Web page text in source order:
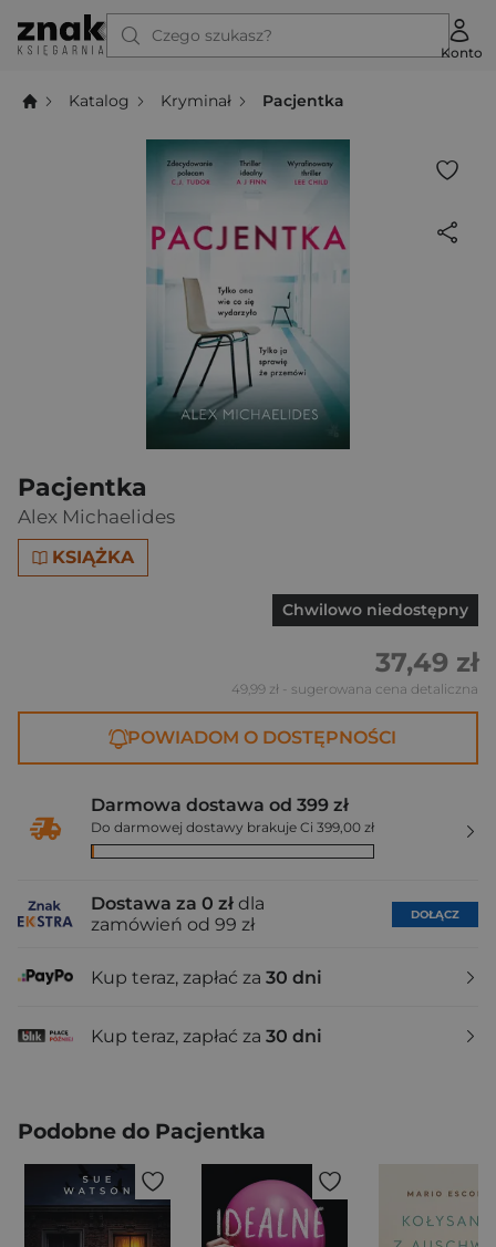
Czego szukasz?
Konto
Katalog Kryminał Pacjentka
Pacjentka
Alex Michaelides
KSIĄŻKA
Chwilowo niedostępny
37,49 zł
49,99 zł - sugerowana cena detaliczna
POWIADOM O DOSTĘPNOŚCI
Darmowa dostawa od 399 zł
Do darmowej dostawy brakuje Ci 399,00 zł
Dostawa za 0 zł dla
zamówień od 99 zł
DOŁĄCZ
Kup teraz, zapłać za 30 dni
Kup teraz, zapłać za 30 dni
Podobne do Pacjentka